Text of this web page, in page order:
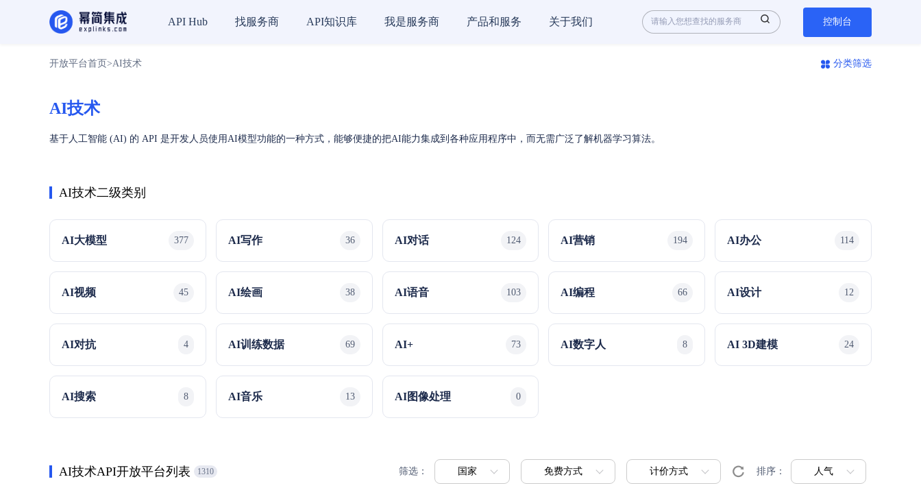
API Hub 找服务商 API知识库 我是服务商 产品和服务 关于我们 控制台
开放平台首页 >AI技术 分类筛选
AI技术
基于人工智能 (AI) 的 API 是开发人员使用AI模型功能的一种方式，能够便捷的把AI能力集成到各种应用程序中，而无需广泛了解机器学习算法。
AI技术二级类别
AI大模型 377 AI写作 36 AI对话 124 AI营销 194 AI办公 114
AI视频 45 AI绘画 38 AI语音 103 AI编程 66 AI设计 12
AI对抗 4 AI训练数据 69 AI+ 73 AI数字人 8 AI 3D建模 24
AI搜索 8 AI音乐 13 AI图像处理 0
AI技术API开放平台列表 1310 筛选： 国家 免费方式 计价方式 排序： 人气